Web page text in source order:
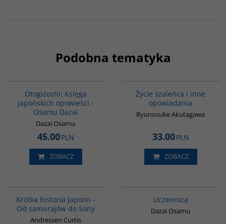
Podobna tematyka
Otogizoshi: Księga
japońskich opowieści -
Osamu Dazai
Dazai Osamu
45.00PLN
ZOBACZ
Życie szaleńca i inne
opowiadania
Ryunosuke Akutagawa
33.00PLN
ZOBACZ
Krótka historia Japonii -
Od samurajów do Sony
Andressen Curtis
Uczennica
Dazai Osamu